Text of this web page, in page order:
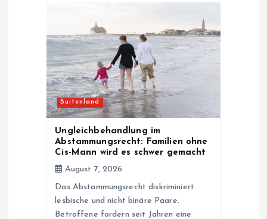
Buitenland
Ungleichbehandlung im
Abstammungsrecht: Familien ohne
Cis-Mann wird es schwer gemacht
August 7, 2026
Das Abstammungsrecht diskriminiert
lesbische und nicht binäre Paare.
Betroffene fordern seit Jahren eine